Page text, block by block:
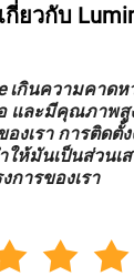
ยวกับ
ประสบการณ์ที่
ห้ความสว่างที่
งานง่าย ซึ่งได้
น สําหรับการใช้
ายๆ อย่าง